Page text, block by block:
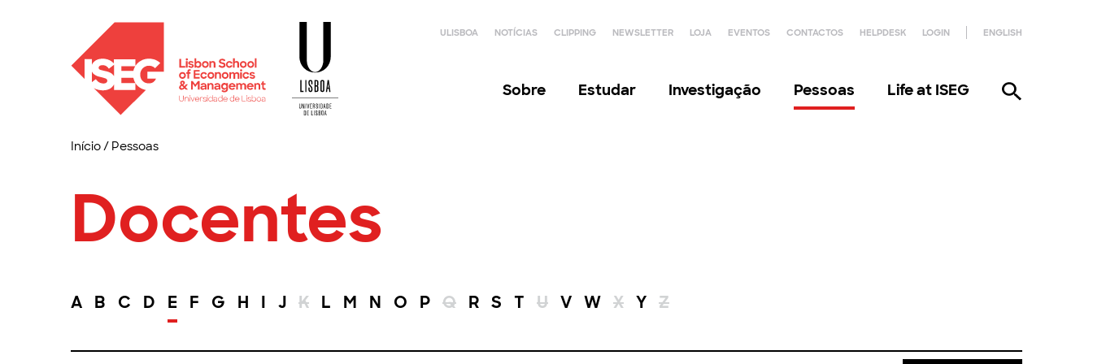
ULISBOA NOTÍCIAS CLIPPING NEWSLETTER LOJA EVENTOS CONTACTOS HELPDESK LOGIN ENGLISH
Sobre Estudar Investigação Pessoas Life at ISEG
Início/ Pessoas
Docentes
A B C D E F G H I J K L M N O P Q R S T U V W X Y Z